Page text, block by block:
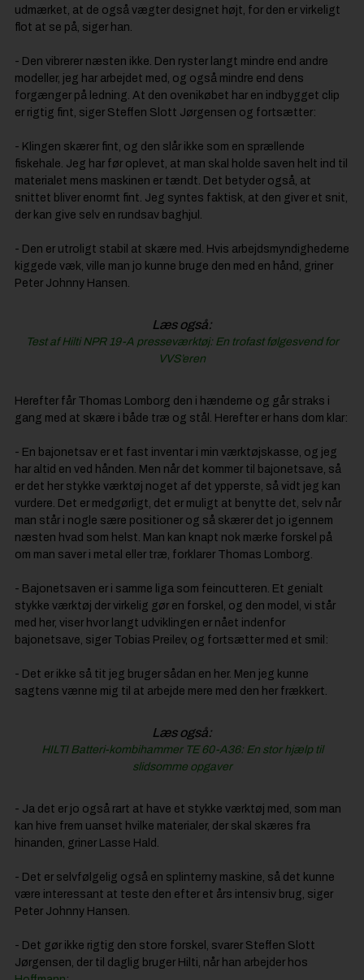
udmærket, at de også vægter designet højt, for den er virkeligt
flot at se på, siger han.
- Den vibrerer næsten ikke. Den ryster langt mindre end andre
modeller, jeg har arbejdet med, og også mindre end dens
forgænger på ledning. At den ovenikøbet har en indbygget clip
er rigtig fint, siger Steffen Slott Jørgensen og fortsætter:
- Klingen skærer fint, og den slår ikke som en sprællende
fiskehale. Jeg har før oplevet, at man skal holde saven helt ind til
materialet mens maskinen er tændt. Det betyder også, at
snittet bliver enormt fint. Jeg syntes faktisk, at den giver et snit,
der kan give selv en rundsav baghjul.
- Den er utroligt stabil at skære med. Hvis arbejdsmyndighederne
kiggede væk, ville man jo kunne bruge den med en hånd, griner
Peter Johnny Hansen.
Læs også:
Test af Hilti NPR 19-A presseværktøj: En trofast følgesvend for
VVS’eren
Herefter får Thomas Lomborg den i hænderne og går straks i
gang med at skære i både træ og stål. Herefter er hans dom klar:
- En bajonetsav er et fast inventar i min værktøjskasse, og jeg
har altid en ved hånden. Men når det kommer til bajonetsave, så
er det her stykke værktøj noget af det ypperste, så vidt jeg kan
vurdere. Det er medgørligt, det er muligt at benytte det, selv når
man står i nogle sære positioner og så skærer det jo igennem
næsten hvad som helst. Man kan knapt nok mærke forskel på
om man saver i metal eller træ, forklarer Thomas Lomborg.
- Bajonetsaven er i samme liga som feincutteren. Et genialt
stykke værktøj der virkelig gør en forskel, og den model, vi står
med her, viser hvor langt udviklingen er nået indenfor
bajonetsave, siger Tobias Preilev, og fortsætter med et smil:
- Det er ikke så tit jeg bruger sådan en her. Men jeg kunne
sagtens vænne mig til at arbejde mere med den her frækkert.
Læs også:
HILTI Batteri-kombihammer TE 60-A36: En stor hjælp til
slidsomme opgaver
- Ja det er jo også rart at have et stykke værktøj med, som man
kan hive frem uanset hvilke materialer, der skal skæres fra
hinanden, griner Lasse Hald.
- Det er selvfølgelig også en splinterny maskine, så det kunne
være interessant at teste den efter et års intensiv brug, siger
Peter Johnny Hansen.
- Det gør ikke rigtig den store forskel, svarer Steffen Slott
Jørgensen, der til daglig bruger Hilti, når han arbejder hos